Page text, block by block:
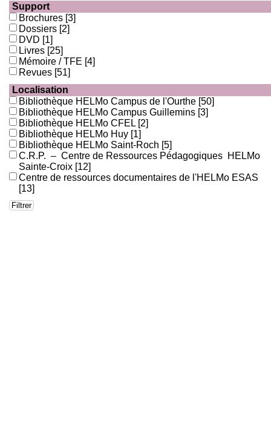
Support
Brochures [3]
Dossiers [2]
DVD [1]
Livres [25]
Mémoire / TFE [4]
Revues [51]
Localisation
Bibliothèque HELMo Campus de l'Ourthe [50]
Bibliothèque HELMo Campus Guillemins [3]
Bibliothèque HELMo CFEL [2]
Bibliothèque HELMo Huy [1]
Bibliothèque HELMo Saint-Roch [5]
C.R.P. – Centre de Ressources Pédagogiques HELMo
Sainte-Croix [12]
Centre de ressources documentaires de l'HELMo ESAS
[13]